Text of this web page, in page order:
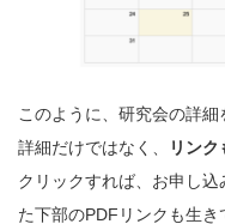
このように、研究会の詳細
詳細だけではなく、
リン
クリックすれば、お申し
た下部のPDFリンクも生